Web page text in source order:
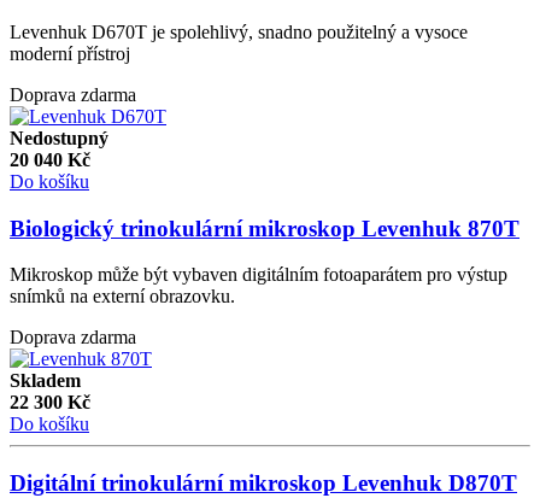
Levenhuk D670T je spolehlivý, snadno použitelný a vysoce
moderní přístroj
Doprava zdarma
Nedostupný
20 040 Kč
Do košíku
Biologický trinokulární mikroskop Levenhuk 870T
Mikroskop může být vybaven digitálním fotoaparátem pro výstup
snímků na externí obrazovku.
Doprava zdarma
Skladem
22 300 Kč
Do košíku
Digitální trinokulární mikroskop Levenhuk D870T